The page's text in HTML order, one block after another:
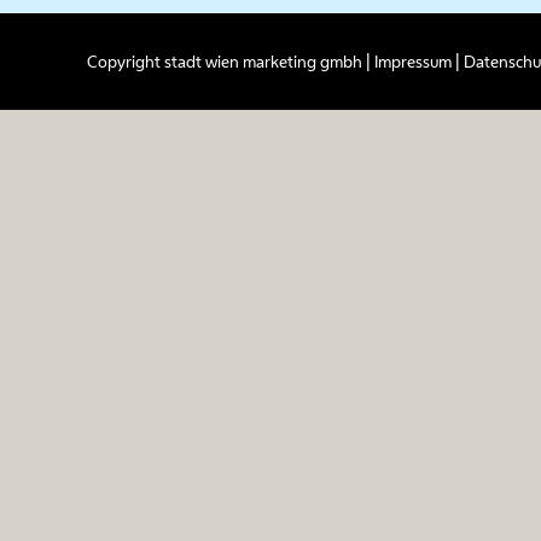
Copyright stadt wien marketing gmbh | Impressum